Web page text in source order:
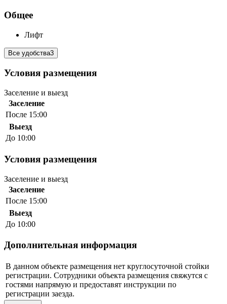
Общее
Лифт
Все удобства3
Условия размещения
Заселение и выезд
Заселение
После 15:00
Выезд
До 10:00
Условия размещения
Заселение и выезд
Заселение
После 15:00
Выезд
До 10:00
Дополнительная информация
В данном объекте размещения нет круглосуточной стойки
регистрации. Сотрудники объекта размещения свяжутся с
гостями напрямую и предоставят инструкции по
регистрации заезда.